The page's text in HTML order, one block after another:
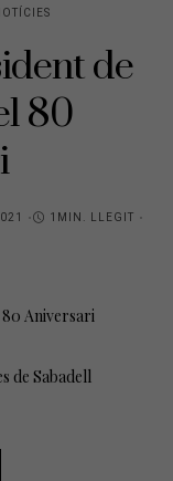
de
80
1MIN. LLEGIT
de Sabadell